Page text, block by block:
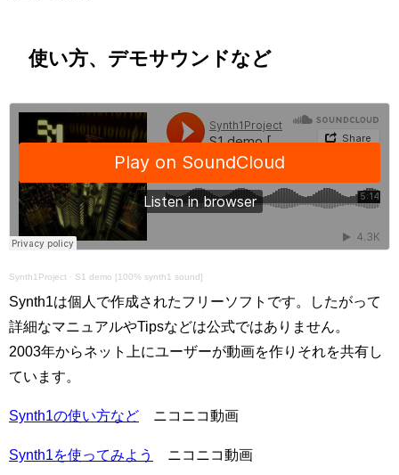
使い方、デモサウンドなど
Synth1Project · S1 demo [100% synth1 sound]
Synth1は個人で作成されたフリーソフトです。したがって
詳細なマニュアルやTipsなどは公式ではありません。
2003年からネット上にユーザーが動画を作りそれを共有し
ています。
Synth1の使い方など ニコニコ動画
Synth1を使ってみよう ニコニコ動画